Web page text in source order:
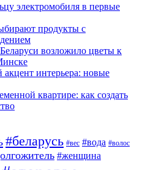
электромобиля в первые
продукты с
возложило цветы к
интерьера: новые
квартире: как создать
#беларусь #вес #вода #волос
#женщина